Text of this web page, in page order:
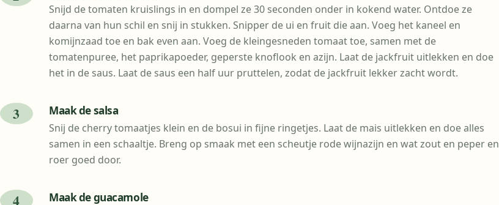
Snijd de tomaten kruislings in en dompel ze 30 seconden onder in kokend water. Ontdoe ze
daarna van hun schil en snij in stukken. Snipper de ui en fruit die aan. Voeg het kaneel en
komijnzaad toe en bak even aan. Voeg de kleingesneden tomaat toe, samen met de
tomatenpuree, het paprikapoeder, geperste knoflook en azijn. Laat de jackfruit uitlekken en doe
het in de saus. Laat de saus een half uur pruttelen, zodat de jackfruit lekker zacht wordt.
Maak de salsa
Snij de cherry tomaatjes klein en de bosui in fijne ringetjes. Laat de mais uitlekken en doe alles
samen in een schaaltje. Breng op smaak met een scheutje rode wijnazijn en wat zout en peper en
roer goed door.
Maak de guacamole